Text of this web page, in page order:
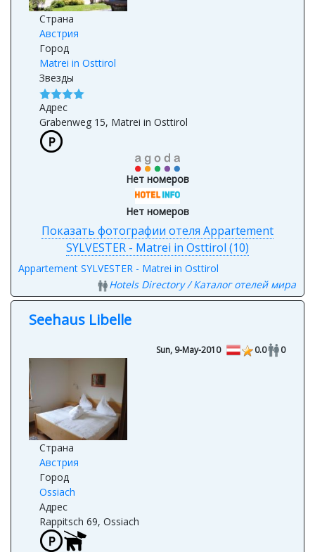
Страна
Австрия
Город
Matrei in Osttirol
Звезды
Адрес
Grabenweg 15, Matrei in Osttirol
Нет номеров
Нет номеров
Показать фотографии отеля Appartement
SYLVESTER - Matrei in Osttirol (10)
Appartement SYLVESTER - Matrei in Osttirol
Hotels Directory / Каталог отелей мира
Seehaus Libelle
Sun, 9-May-2010 0.0 0
Страна
Австрия
Город
Ossiach
Адрес
Rappitsch 69, Ossiach